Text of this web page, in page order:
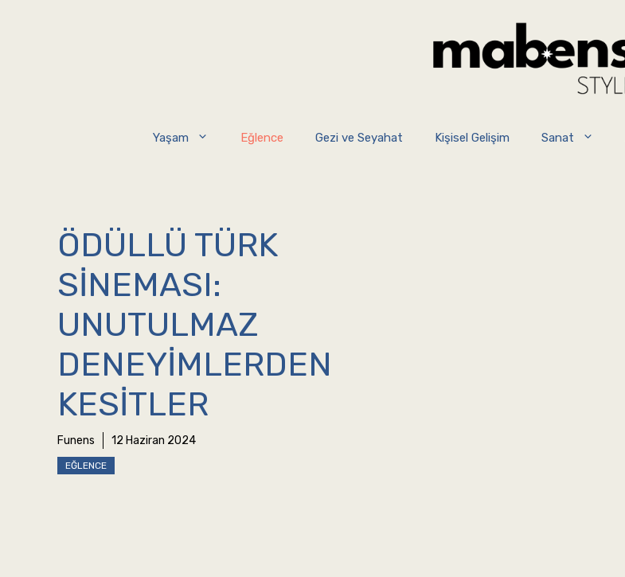
Yaşam Eğlence Gezi ve Seyahat Kişisel Gelişim Sanat
ÖDÜLLÜ TÜRK
SINEMASI:
UNUTULMAZ
DENEYIMLERDEN
KESITLER
Funens 12 Haziran 2024
EĞLENCE